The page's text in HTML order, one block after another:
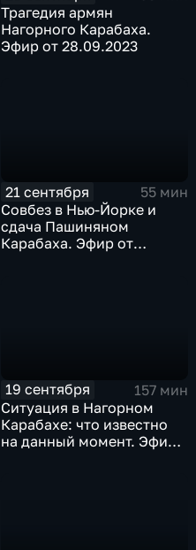
Трагедия армян
Нагорного Карабаха.
Эфир от 28.09.2023
21 сентября
55 мин
Совбез в Нью-Йорке и
сдача Пашиняном
Карабаха. Эфир от
19 сентября
157 мин
Ситуация в Нагорном
Карабахе: что известно
на данный момент. Эфир